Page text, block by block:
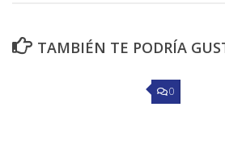
TAMBIÉN TE PODRÍA
0